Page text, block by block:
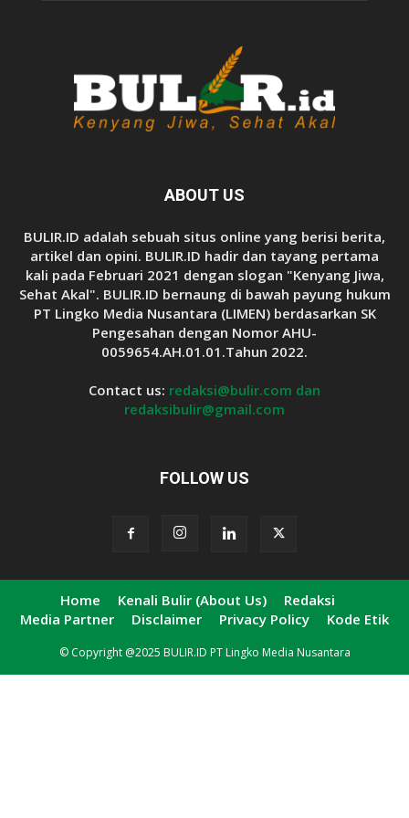
ABOUT US
BULIR.ID adalah sebuah situs online yang berisi berita,
artikel dan opini. BULIR.ID hadir dan tayang pertama
kali pada Februari 2021 dengan slogan "Kenyang Jiwa,
Sehat Akal". BULIR.ID bernaung di bawah payung hukum
PT Lingko Media Nusantara (LIMEN) berdasarkan SK
Pengesahan dengan Nomor AHU-
0059654.AH.01.01.Tahun 2022.
Contact us: redaksi@bulir.com dan
redaksibulir@gmail.com
FOLLOW US
Home Kenali Bulir (About Us)
Redaksi
Media Partner
Disclaimer Privacy Policy Kode Etik
© Copyright @2025 BULIR.ID PT Lingko Media Nusantara